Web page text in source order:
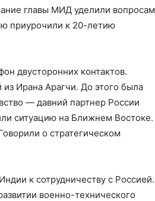
главы МИД уделили вопросам
приурочили к 20-летию
двусторонних контактов.
Ирана Арагчи. До этого была
— давний партнер России
ситуацию на Ближнем Востоке.
о стратегическом
к сотрудничеству с Россией.
военно-технического